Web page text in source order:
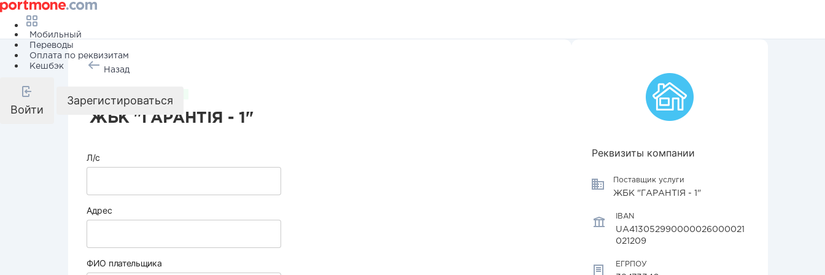
Мобильный
Переводы
Оплата по реквизитам
Кешбэк
Войти
Зарегистироваться
Назад
ЖБК "ГАРАНТІЯ - 1"
Л/с
Адрес
ФИО плательщика
Реквизиты компании
Поставщик услуги
ЖБК "ГАРАНТІЯ - 1"
IBAN
UA413052990000026000021
021209
ЕГРПОУ